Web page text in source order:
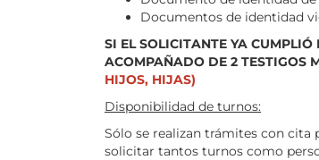
Documentos de identidad
SI EL SOLICITANTE YA
ACOMPAÑADO DE 2 TESTIGOS
HIJOS, HIJAS)
Disponibilidad de turnos:
Sólo se realizan trámites con cita
solicitar tantos turnos como